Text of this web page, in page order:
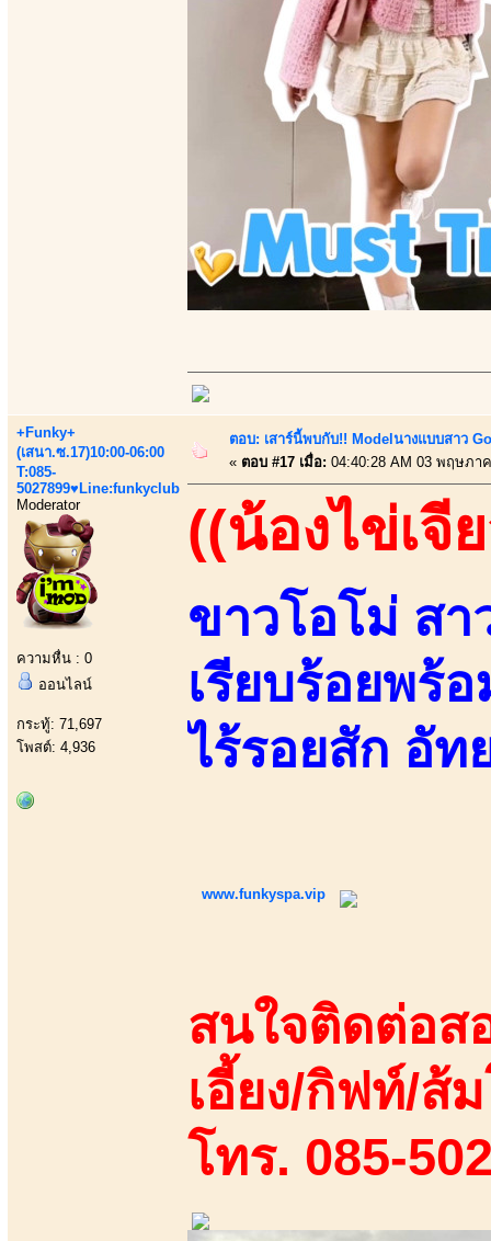
+Funky+
(เสนา.ซ.17)10:00-06:00
T:085-
5027899♥Line:funkyclub
Moderator
ความหื่น : 0
ออนไลน์
กระทู้: 71,697
โพสต์: 4,936
ตอบ: เสาร์นี้พบกับ!! Modelนางแบบสาว
« ตอบ #17 เมื่อ: 04:40:28 AM 03 พฤษภา
((น้องไข่เจี
ขาวโอโม่ ส
เรียบร้อยพร้
ไร้รอยสัก อัท
www.funkyspa.vip
สนใจติดต่อส
เอี้ยง/กิฟท์/ส้
โทร. 085-